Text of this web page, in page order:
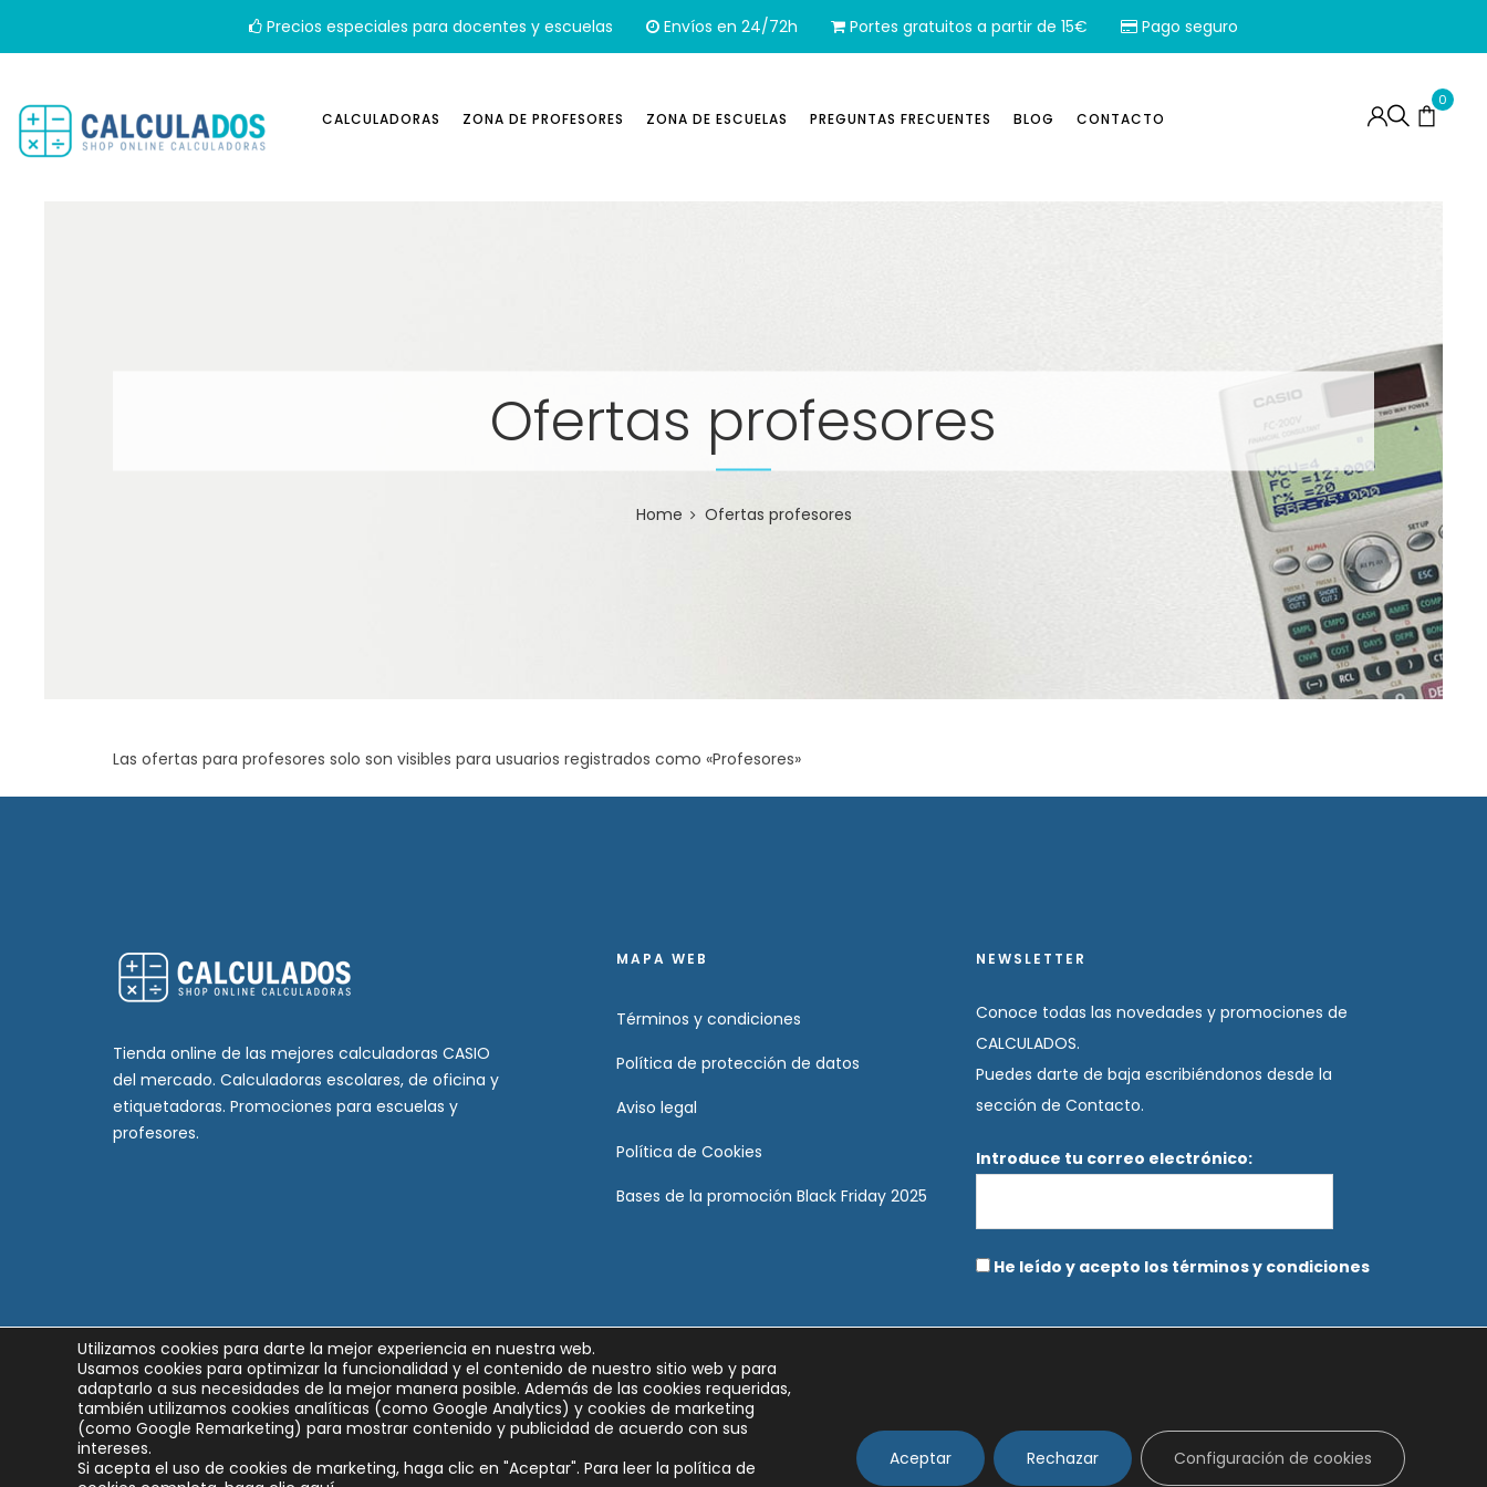
Precios especiales para docentes y escuelas Envíos en 24/72h Portes gratuitos a partir de 15€ Pago seguro
CALCULADORAS ZONA DE PROFESORES ZONA DE ESCUELAS PREGUNTAS FRECUENTES BLOG CONTACTO
0
Ofertas profesores
Home Ofertas profesores
Las ofertas para profesores solo son visibles para usuarios registrados como «Profesores»
Tienda online de las mejores calculadoras CASIO
del mercado. Calculadoras escolares, de oficina y
etiquetadoras. Promociones para escuelas y
profesores.
MAPA WEB
Términos y condiciones
Política de protección de datos
Aviso legal
Política de Cookies
Bases de la promoción Black Friday 2025
NEWSLETTER
Conoce todas las novedades y promociones de
CALCULADOS.
Puedes darte de baja escribiéndonos desde la
sección de Contacto.
Introduce tu correo electrónico:
He leído y acepto los términos y condiciones
Utilizamos cookies para darte la mejor experiencia en nuestra web.
Usamos cookies para optimizar la funcionalidad y el contenido de nuestro sitio web y para
adaptarlo a sus necesidades de la mejor manera posible. Además de las cookies requeridas,
también utilizamos cookies analíticas (como Google Analytics) y cookies de marketing
(como Google Remarketing) para mostrar contenido y publicidad de acuerdo con sus
intereses.
Si acepta el uso de cookies de marketing, haga clic en "Aceptar". Para leer la política de
Aceptar Rechazar Configuración de cookies